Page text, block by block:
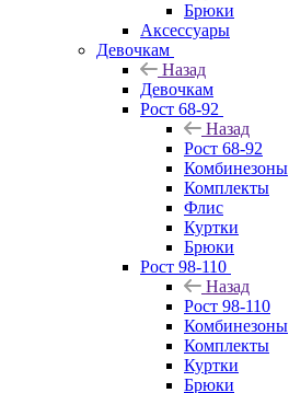
Брюки
Аксессуары
Девочкам
Назад
Девочкам
Рост 68-92
Назад
Рост 68-92
Комбинезоны
Комплекты
Флис
Куртки
Брюки
Рост 98-110
Назад
Рост 98-110
Комбинезоны
Комплекты
Куртки
Брюки